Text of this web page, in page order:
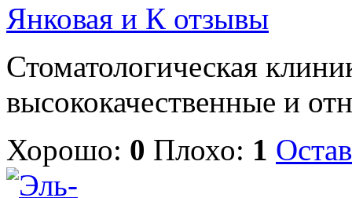
Янковая и К отзывы
Стоматологическая
высококачественные и
Хорошо: 0 Плохо: 1